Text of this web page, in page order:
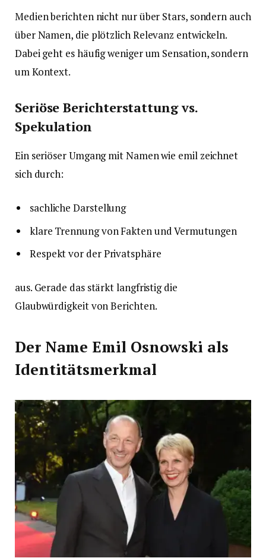
Medien berichten nicht nur über Stars, sondern auch
über Namen, die plötzlich Relevanz entwickeln.
Dabei geht es häufig weniger um Sensation, sondern
um Kontext.
Seriöse Berichterstattung vs.
Spekulation
Ein seriöser Umgang mit Namen wie emil zeichnet
sich durch:
sachliche Darstellung
klare Trennung von Fakten und Vermutungen
Respekt vor der Privatsphäre
aus. Gerade das stärkt langfristig die
Glaubwürdigkeit von Berichten.
Der Name Emil Osnowski als
Identitätsmerkmal